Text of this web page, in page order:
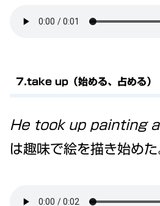
7.take up（始める、占める）
He took up painting
は趣味で絵を描き始めた